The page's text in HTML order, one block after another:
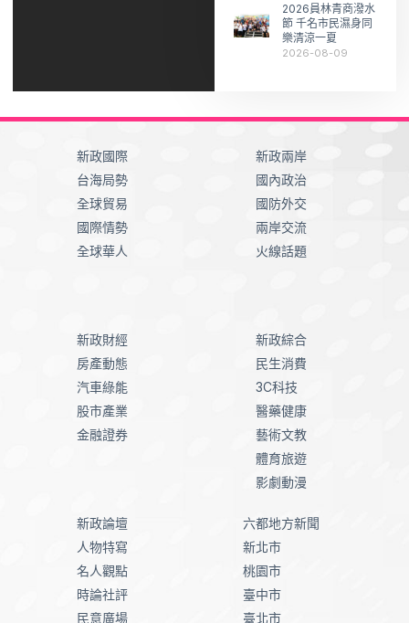
2026員林青商潑水
節 千名市民濕身同
樂清涼一夏
2026-08-09
新政國際
台海局勢
全球貿易
國際情勢
全球華人
新政兩岸
國內政治
國防外交
兩岸交流
火線話題
新政財經
房產動態
汽車綠能
股市產業
金融證券
新政綜合
民生消費
3C科技
醫藥健康
藝術文教
體育旅遊
影劇動漫
新政論壇
人物特寫
名人觀點
時論社評
民意廣場
六都地方新聞
新北市
桃園市
臺中市
臺北市